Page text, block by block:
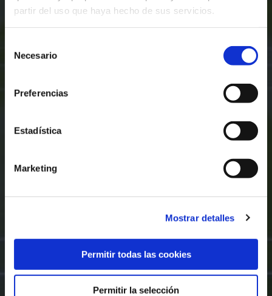
partir del uso que haya hecho de sus servicios.
Necesario
Preferencias
Estadística
Marketing
Mostrar detalles
Permitir todas las cookies
Permitir la selección